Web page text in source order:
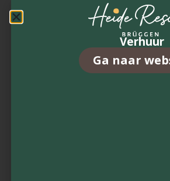
Charleston
Verhuur
Ga naar